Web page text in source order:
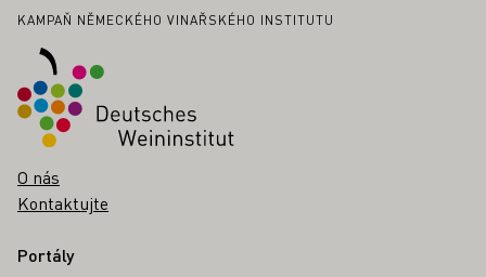
Zápatí
KAMPAŇ NĚMECKÉHO VINAŘSKÉHO INSTITUTU
O nás
Kontaktujte
Portály